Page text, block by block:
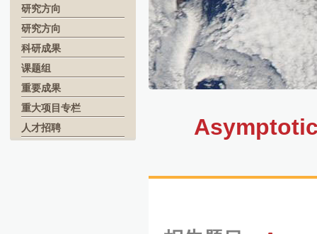
研究方向
研究方向
科研成果
课题组
重要成果
重大项目专栏
人才招聘